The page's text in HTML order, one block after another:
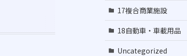
17複合商業施設
18自動車・車載用品
Uncategorized